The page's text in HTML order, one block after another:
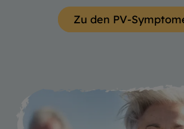
Zu den PV-